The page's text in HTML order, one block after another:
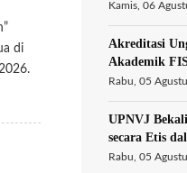
di
Kamis, 06
Akreditasi
Akademik
Rabu, 05
UPNVJ
secara Etis
Rabu, 05